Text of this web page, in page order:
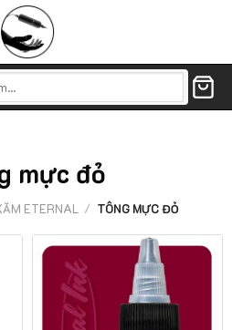
mực đỏ
ETERNAL / TÔNG MỰC ĐỎ